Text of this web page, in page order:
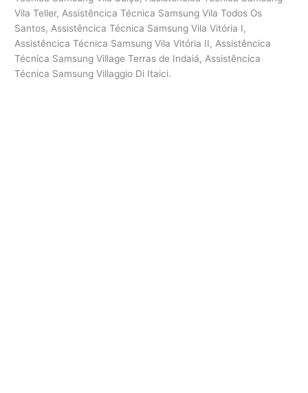
Vila Teller, Assistêncica Técnica Samsung Vila Todos Os
Santos, Assistêncica Técnica Samsung Vila Vitória I,
Assistêncica Técnica Samsung Vila Vitória II, Assistêncica
Técnica Samsung Village Terras de Indaiá, Assistêncica
Técnica Samsung Villaggio Di Itaici.